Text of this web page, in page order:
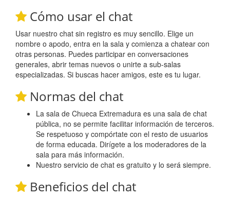
Cómo usar el chat
Usar nuestro chat sin registro es muy sencillo. Elige un
nombre o apodo, entra en la sala y comienza a chatear con
otras personas. Puedes participar en conversaciones
generales, abrir temas nuevos o unirte a sub-salas
especializadas. Si buscas hacer amigos, este es tu lugar.
Normas del chat
La sala de Chueca Extremadura es una sala de chat
pública, no se permite facilitar información de terceros.
Se respetuoso y compórtate con el resto de usuarios
de forma educada. Dirígete a los moderadores de la
sala para más información.
Nuestro servicio de chat es gratuito y lo será siempre.
Beneficios del chat